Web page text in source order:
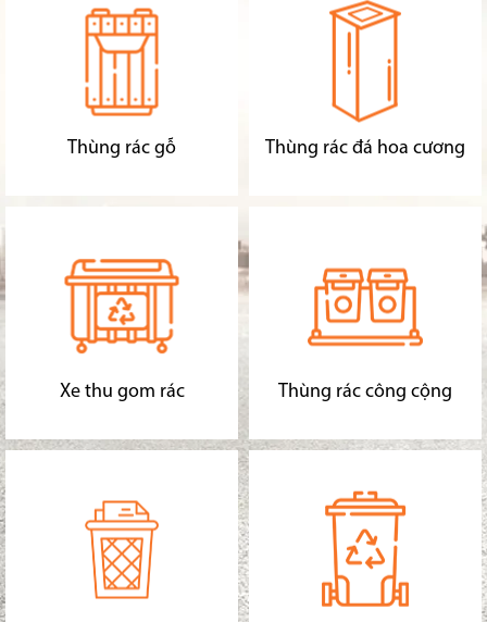
Thùng rác gỗ Thùng rác đá hoa cương
Xe thu gom rác Thùng rác công cộng